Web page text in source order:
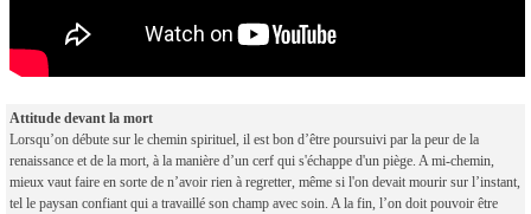
Attitude devant la mort
Lorsqu’on débute sur le chemin spirituel, il est bon d’être poursuivi par la peur de la
renaissance et de la mort, à la manière d’un cerf qui s'échappe d'un piège. A mi-chemin,
mieux vaut faire en sorte de n’avoir rien à regretter, même si l'on devait mourir sur l’instant,
tel le paysan confiant qui a travaillé son champ avec soin. A la fin, l’on doit pouvoir être